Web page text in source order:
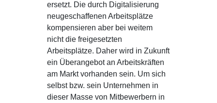
ersetzt. Die durch Digitalisierung
neugeschaffenen Arbeitsplätze
kompensieren aber bei weitem
nicht die freigesetzten
Arbeitsplätze. Daher wird in Zukunft
ein Überangebot an Arbeitskräften
am Markt vorhanden sein. Um sich
selbst bzw. sein Unternehmen in
dieser Masse von Mitbewerbern in